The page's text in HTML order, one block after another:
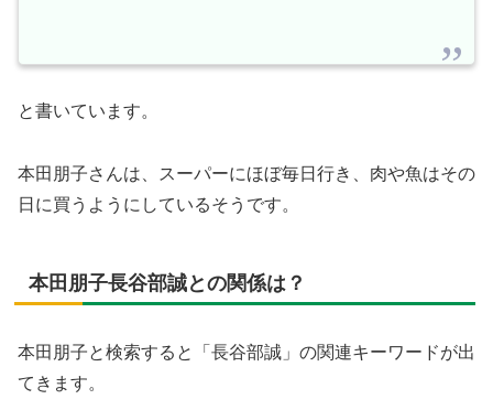
と書いています。
本田朋子さんは、スーパーにほぼ毎日行き、肉や魚はその
日に買うようにしているそうです。
本田朋子長谷部誠との関係は？
本田朋子と検索すると「長谷部誠」の関連キーワードが出
てきます。